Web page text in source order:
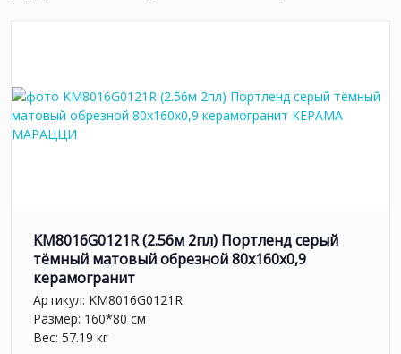
KM8016G0121R (2.56м 2пл) Портленд серый
тёмный матовый обрезной 80x160x0,9
керамогранит
Артикул: KM8016G0121R
Размер: 160*80 см
Вес: 57.19 кг